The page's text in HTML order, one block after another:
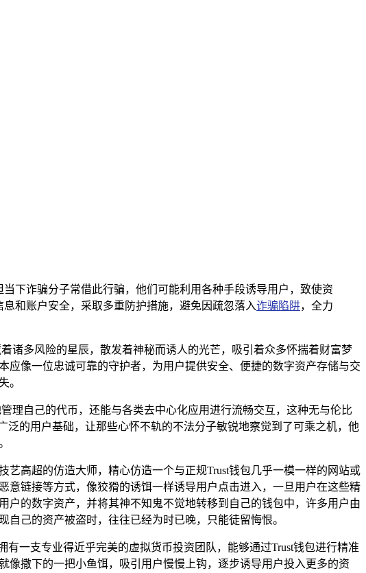
下诈骗分子常借此行骗，他们可能利用各种手段诱导用户，致使资
和账户安全，采取多重防护措施，避免因疏忽落入诈骗陷阱，全力
诸多风险的星辰，散发着神秘而诱人的光芒，吸引着众多怀揣着财富梦
像一位忠诚可靠的守护者，为用户提供安全、便捷的数字资产存储与交
。
理自己的代币，还能与各类去中心化应用进行流畅交互，这种无与伦比
的用户基础，让那些心怀不轨的不法分子敏锐地察觉到了可乘之机，他
高超的仿造大师，精心仿造一个与正规Trust钱包几乎一模一样的网站或
链接等方式，像狡猾的诱饵一样诱导用户点击进入，一旦用户在这些精
的数字资产，并将其神不知鬼不觉地转移到自己的钱包中，许多用户由
己的资产被盗时，往往已经为时已晚，只能徒留悔恨。
一支专业得近乎完美的虚拟货币投资团队，能够通过Trust钱包进行精准
撒下的一把小鱼饵，吸引用户慢慢上钩，逐步诱导用户投入更多的资